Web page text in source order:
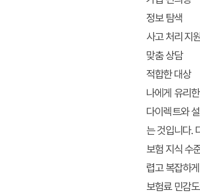
정보 탐색
사고 처리 지
맞춤 상담
적합한 대상
나에게 유리
다이렉트와
는 것입니다.
보험 지식 수
렵고 복잡하
보험료 민감